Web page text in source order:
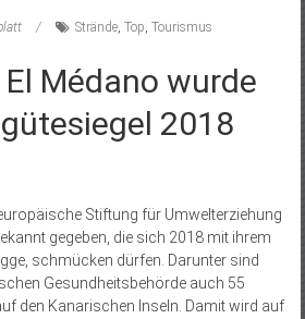
Strände, Top, Tourismus
Médano wurde
2018
Stiftung für Umwelterziehung
gegeben, die sich 2018 mit ihrem
schmücken dürfen. Darunter sind
Gesundheitsbehörde auch 55
den Kanarischen Inseln. Damit wird auf